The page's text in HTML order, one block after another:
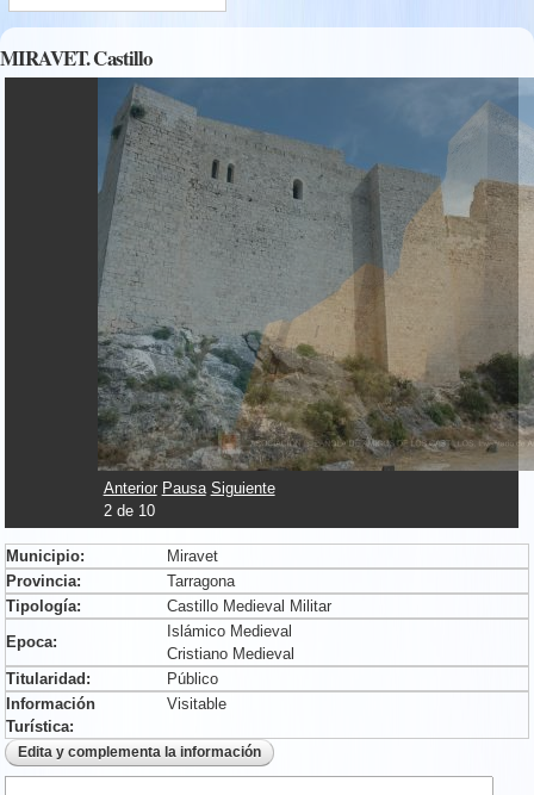
MIRAVET. Castillo
Anterior Pausa Siguiente
2de 10
Municipio:
Miravet
Provincia:
Tarragona
Tipología:
Castillo Medieval Militar
Epoca:
Islámico Medieval
Cristiano Medieval
Titularidad:
Público
Información
Turística:
Visitable